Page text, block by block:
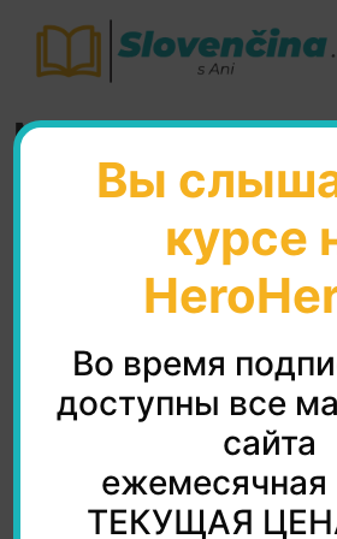
Maria
Вы
курсе
Во время
доступны все
сайта
ежемесячная
ТЕКУЩАЯ